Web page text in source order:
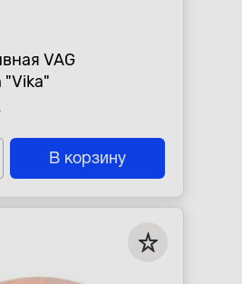
VAG
"Vika"
В корзину